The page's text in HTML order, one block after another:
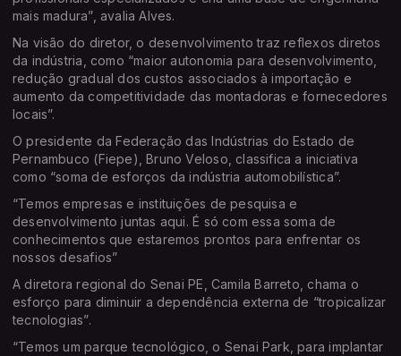
mais madura”, avalia Alves.
Na visão do diretor, o desenvolvimento traz reflexos diretos
da indústria, como “maior autonomia para desenvolvimento,
redução gradual dos custos associados à importação e
aumento da competitividade das montadoras e fornecedores
locais”.
O presidente da Federação das Indústrias do Estado de
Pernambuco (Fiepe), Bruno Veloso, classifica a iniciativa
como “soma de esforços da indústria automobilística”.
“Temos empresas e instituições de pesquisa e
desenvolvimento juntas aqui. É só com essa soma de
conhecimentos que estaremos prontos para enfrentar os
nossos desafios”
A diretora regional do Senai PE, Camila Barreto, chama o
esforço para diminuir a dependência externa de “tropicalizar
tecnologias”.
“Temos um parque tecnológico, o Senai Park, para implantar